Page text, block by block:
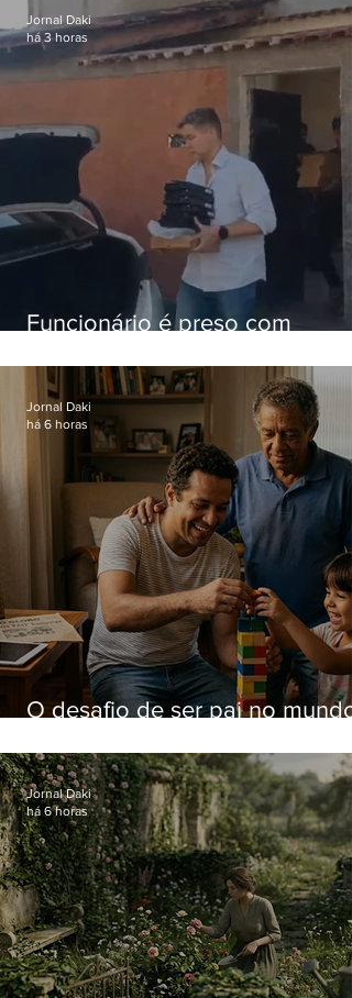
Funcionário é preso com
Hospital do Andaraí
Jornal Daki
há 3 horas
O desafio de ser pai no mundo
Jornal Daki
há 6 horas
Jornal Daki
há 6 horas